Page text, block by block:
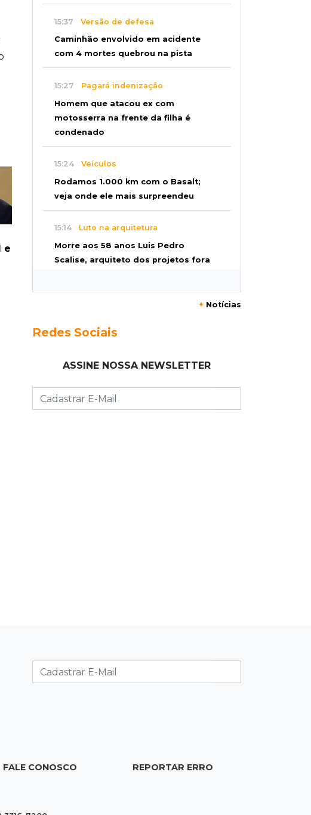
e
15:37 Versão de defesa
Caminhão envolvido em acidente
com 4 mortes quebrou na pista
15:27 Pagará indenização
Homem que atacou ex com
motosserra na frente da filha é
condenado
15:24 Veículos
Rodamos 1.000 km com o Basalt;
veja onde ele mais surpreendeu
15:14 Luto na arquitetura
Morre aos 58 anos Luis Pedro
Scalise, arquiteto dos projetos fora
vencem 1ª etapa do Festival de
Típico de MS, bocaiúva vira
14:09Agilidade
+ Notícias
Redes Sociais
ASSINE NOSSA NEWSLETTER
FALE CONOSCO REPORTAR ERRO